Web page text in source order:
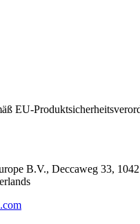
EU-
B.V., Deccaweg 33,